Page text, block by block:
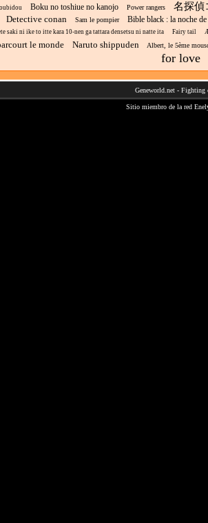
Boku no toshiue no kanojo Power rangers 名探偵
Detective conan Sam le pompier Bible black : la noche
saki ni ike to itte kara 10-nen ga tattara densetsu ni natte ita Fairy tail
le monde Naruto shippuden Albert, le 5ème
for love
Geneworld.net - Fighting
Sitio miembro de la red